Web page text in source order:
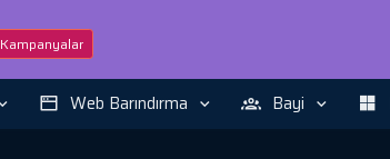
Kampanyalar
Web Barındırma Bayi